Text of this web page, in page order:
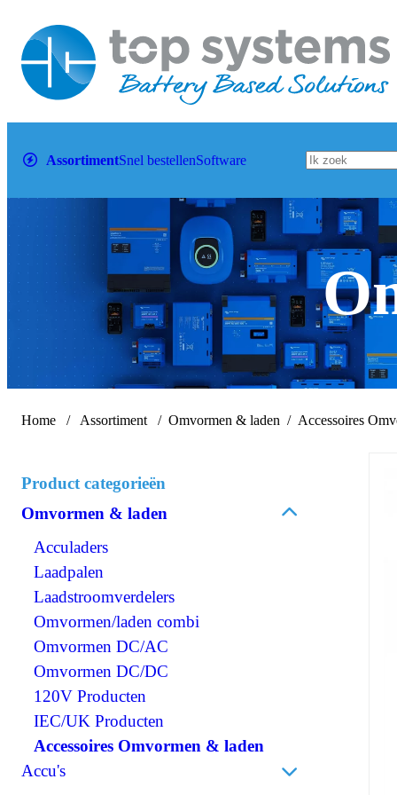
AssortimentSnel bestellenSoftware
Home Assortiment Omvormen & laden Accessoires
Product categorieën
Omvormen & laden
Acculaders
Laadpalen
Laadstroomverdelers
Omvormen/laden combi
Omvormen DC/AC
Omvormen DC/DC
120V Producten
IEC/UK Producten
Accessoires Omvormen & laden
Accu's